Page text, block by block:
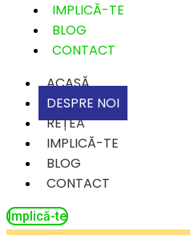
IMPLICĂ-TE
BLOG
CONTACT
ACASĂ
DESPRE NOI
REȚEA
IMPLICĂ-TE
BLOG
CONTACT
Implică-te